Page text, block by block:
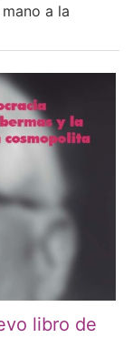
a la
libro de